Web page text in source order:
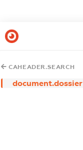
CAHEADER.SEARCH
document.dossier